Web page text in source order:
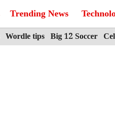
Trending News
Wordle tips Big 12 Soccer